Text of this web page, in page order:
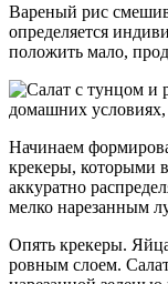
Вареный рис
определяется
положить мало,
Начинаем
крекеры, которыми
аккуратно
мелко нарезанным
Опять крекеры.
ровным слоем.